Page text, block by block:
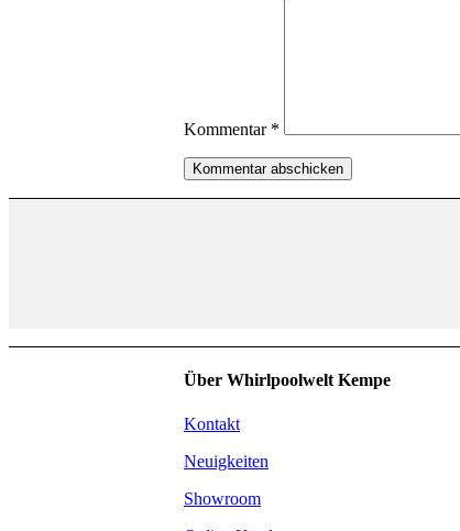
Kommentar *
Über Whirlpoolwelt Kempe
Kontakt
Neuigkeiten
Showroom